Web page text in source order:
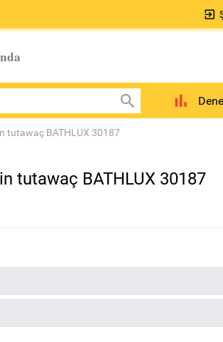
tutawaç BATHLUX 30187
tutawaç BATHLUX 30187